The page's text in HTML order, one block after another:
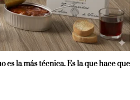
es la más técnica. Es la que hace que